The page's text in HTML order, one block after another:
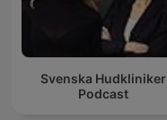
Svenska Hudkliniker
Podcast